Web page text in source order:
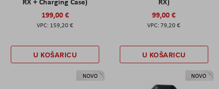
199,00 €
159,20 €
U KOŠARICU
99,00 €
79,20 €
U KOŠARICU
NOVO NOVO